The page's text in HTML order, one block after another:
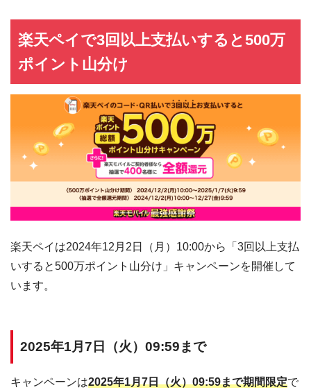
楽天ペイで3回以上支払いすると500万
ポイント山分け
楽天ペイは2024年12月2日（月）10:00から「3回以上支払
いすると500万ポイント山分け」キャンペーンを開催して
います。
2025年1月7日（火）09:59まで
キャンペーンは2025年1月7日（火）09:59まで期間限定で